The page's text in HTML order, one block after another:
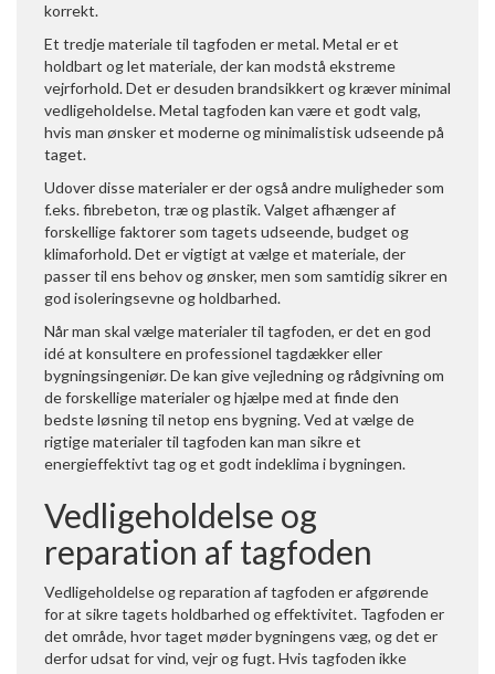
korrekt.
Et tredje materiale til tagfoden er metal. Metal er et
holdbart og let materiale, der kan modstå ekstreme
vejrforhold. Det er desuden brandsikkert og kræver minimal
vedligeholdelse. Metal tagfoden kan være et godt valg,
hvis man ønsker et moderne og minimalistisk udseende på
taget.
Udover disse materialer er der også andre muligheder som
f.eks. fibrebeton, træ og plastik. Valget afhænger af
forskellige faktorer som tagets udseende, budget og
klimaforhold. Det er vigtigt at vælge et materiale, der
passer til ens behov og ønsker, men som samtidig sikrer en
god isoleringsevne og holdbarhed.
Når man skal vælge materialer til tagfoden, er det en god
idé at konsultere en professionel tagdækker eller
bygningsingeniør. De kan give vejledning og rådgivning om
de forskellige materialer og hjælpe med at finde den
bedste løsning til netop ens bygning. Ved at vælge de
rigtige materialer til tagfoden kan man sikre et
energieffektivt tag og et godt indeklima i bygningen.
Vedligeholdelse og
reparation af tagfoden
Vedligeholdelse og reparation af tagfoden er afgørende
for at sikre tagets holdbarhed og effektivitet. Tagfoden er
det område, hvor taget møder bygningens væg, og det er
derfor udsat for vind, vejr og fugt. Hvis tagfoden ikke